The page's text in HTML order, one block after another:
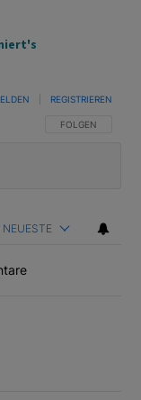
FOLGE DIESER
FOLGEN
REGISTRIEREN
NEUESTE